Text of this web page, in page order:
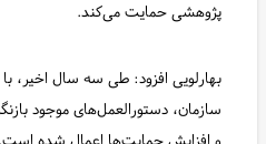
پژوهشی حمایت می‌کند.
بهارلویی افزود: طی سه سال اخیر،
سازمان، دستورالعمل‌های موجود